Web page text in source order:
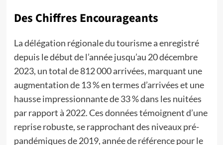
Des Chiffres Encourageants
La délégation régionale du tourisme a enregistré
depuis le début de l’année jusqu’au 20 décembre
2023, un total de 812 000 arrivées, marquant une
augmentation de 13 % en termes d’arrivées et une
hausse impressionnante de 33 % dans les nuitées
par rapport à 2022. Ces données témoignent d’une
reprise robuste, se rapprochant des niveaux pré-
pandémiques de 2019, année de référence pour le